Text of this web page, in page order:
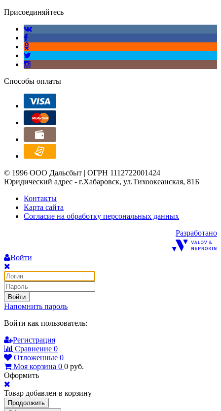
Присоединяйтесь
Способы оплаты
© 1996 ООО Дальсбыт | ОГРН 1112722001424
Юридический адрес - г.Хабаровск, ул.Тихоокеанская, 81Б
Контакты
Карта сайта
Согласие на обработку персональных данных
Разработано
Войти
Войти
Напомнить пароль
Войти как пользователь:
Регистрация
Сравнение 0
Отложенные 0
Моя корзина 0 0 руб.
Оформить
Товар добавлен в корзину
Продолжить